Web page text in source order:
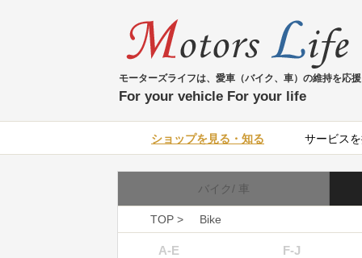
モーターズライフは、愛車（バイク、車）の維持を応援
For your vehicle For your life
ショップを見る・知る サービス
バイク/ 車
TOP > Bike
A-E
F-J